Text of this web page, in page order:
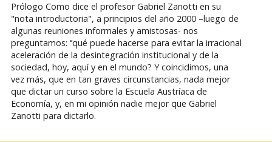
Prólogo Como dice el profesor Gabriel Zanotti en su
"nota introductoria", a principios del año 2000 –luego de
algunas reuniones informales y amistosas- nos
preguntamos: ‘’qué puede hacerse para evitar la irracional
aceleración de la desintegración institucional y de la
sociedad, hoy, aquí y en el mundo? Y coincidimos, una
vez más, que en tan graves circunstancias, nada mejor
que dictar un curso sobre la Escuela Austríaca de
Economía, y, en mi opinión nadie mejor que Gabriel
Zanotti para dictarlo.